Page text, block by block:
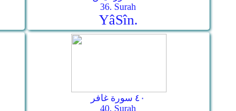
36. Surah
Yâ­Sîn.
٤٠ سورة غافر
40. Surah